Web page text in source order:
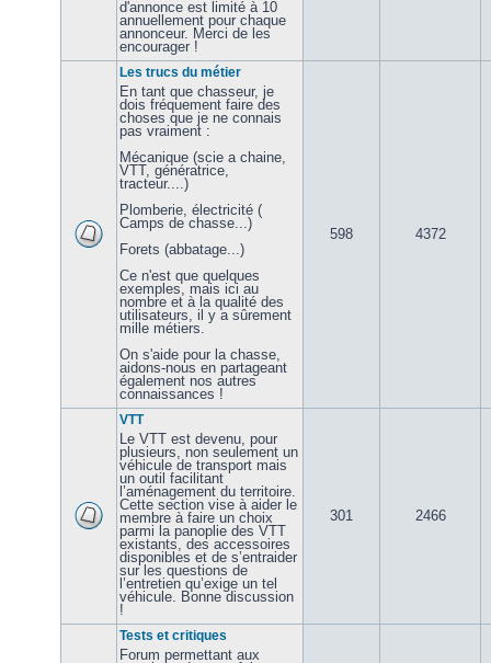
d'annonce est limité à 10
annuellement pour chaque
annonceur. Merci de les
encourager !
Les trucs du métier
En tant que chasseur, je
dois fréquement faire des
choses que je ne connais
pas vraiment :
Mécanique (scie a chaine,
VTT, génératrice,
tracteur....)
Plomberie, électricité (
Camps de chasse...)
Forets (abbatage...)
Ce n'est que quelques
exemples, mais ici au
nombre et à la qualité des
utilisateurs, il y a sûrement
mille métiers.
On s'aide pour la chasse,
aidons-nous en partageant
également nos autres
connaissances !
598 4372
VTT
Le VTT est devenu, pour
plusieurs, non seulement un
véhicule de transport mais
un outil facilitant
l’aménagement du territoire.
Cette section vise à aider le
membre à faire un choix
parmi la panoplie des VTT
existants, des accessoires
disponibles et de s’entraider
sur les questions de
l’entretien qu’exige un tel
véhicule. Bonne discussion
!
301 2466
Tests et critiques
Forum permettant aux